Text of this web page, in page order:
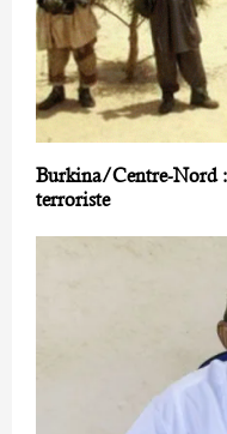
Burkina/Centre-Nord :
terroriste